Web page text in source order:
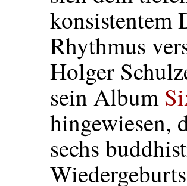
konsistentem
Rhythmus
Holger
sein Album
hingewiesen,
sechs